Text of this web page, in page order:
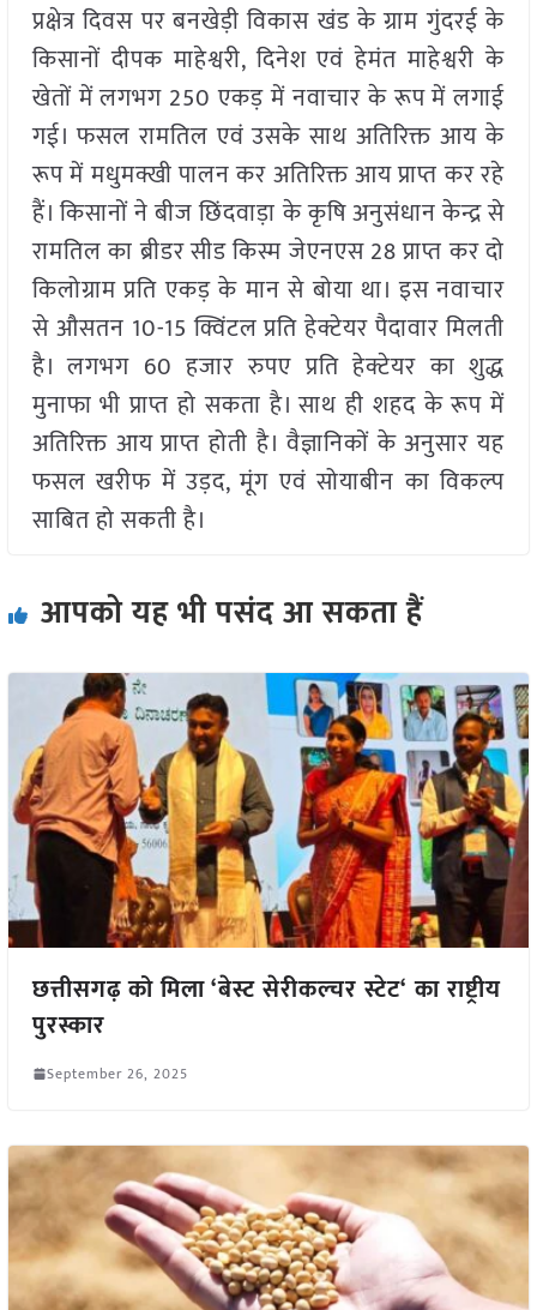
प्रक्षेत्र दिवस पर बनखेड़ी विकास खंड के ग्राम गुंदरई के
किसानों दीपक माहेश्वरी, दिनेश एवं हेमंत माहेश्वरी के
खेतों में लगभग 250 एकड़ में नवाचार के रूप में लगाई
गई। फसल रामतिल एवं उसके साथ अतिरिक्त आय के
रूप में मधुमक्खी पालन कर अतिरिक्त आय प्राप्त कर रहे
हैं। किसानों ने बीज छिंदवाड़ा के कृषि अनुसंधान केन्द्र से
रामतिल का ब्रीडर सीड किस्म जेएनएस 28 प्राप्त कर दो
किलोग्राम प्रति एकड़ के मान से बोया था। इस नवाचार
से औसतन 10-15 क्विंटल प्रति हेक्टेयर पैदावार मिलती
है। लगभग 60 हजार रुपए प्रति हेक्टेयर का शुद्ध
मुनाफा भी प्राप्त हो सकता है। साथ ही शहद के रूप में
अतिरिक्त आय प्राप्त होती है। वैज्ञानिकों के अनुसार यह
फसल खरीफ में उड़द, मूंग एवं सोयाबीन का विकल्प
साबित हो सकती है।
आपको यह भी पसंद आ सकता हैं
छत्तीसगढ़ को मिला ‘बेस्ट सेरीकल्चर स्टेट‘ का राष्ट्रीय
पुरस्कार
September 26, 2025